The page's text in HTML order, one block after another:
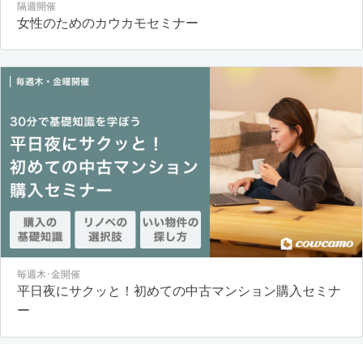
隔週開催
女性のためのカウカモセミナー
毎週木･金開催
平日夜にサクッと！初めての中古マンション購入セミナ
ー